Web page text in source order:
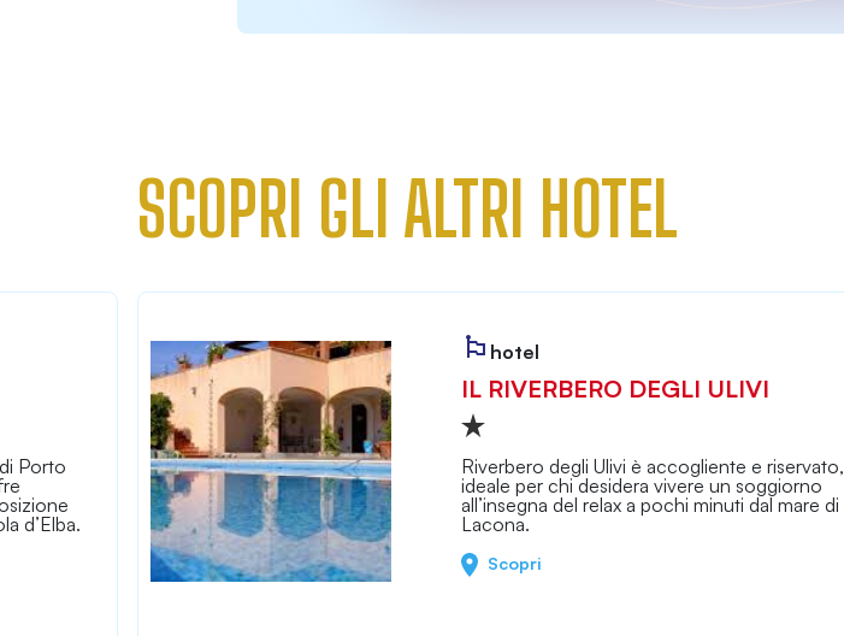
SCOPRI GLI ALTRI HOTEL
Porto
d’Elba.
hotel
IL RIVERBERO DEGLI ULIVI
Riverbero degli Ulivi è accogliente e riservato,
ideale per chi desidera vivere un soggiorno
all’insegna del relax a pochi minuti dal mare di
Lacona.
Scopri